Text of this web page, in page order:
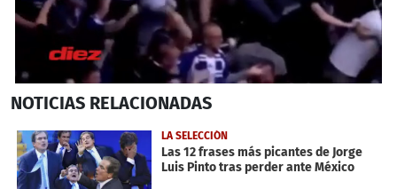
seconds
3
minutes,
28
seconds
NOTICIAS RELACIONADAS
LA SELECCIÓN
Las 12 frases más picantes de Jorge
Luis Pinto tras perder ante México